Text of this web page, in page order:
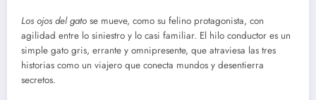
Los ojos del gato se mueve, como su felino protagonista, con
agilidad entre lo siniestro y lo casi familiar. El hilo conductor es un
simple gato gris, errante y omnipresente, que atraviesa las tres
historias como un viajero que conecta mundos y desentierra
secretos.